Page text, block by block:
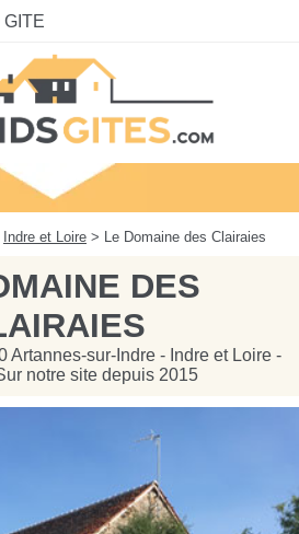
GITE
Indre et Loire > Le Domaine des Clairaies
DES
Artannes-sur-Indre - Indre et Loire -
notre site depuis 2015